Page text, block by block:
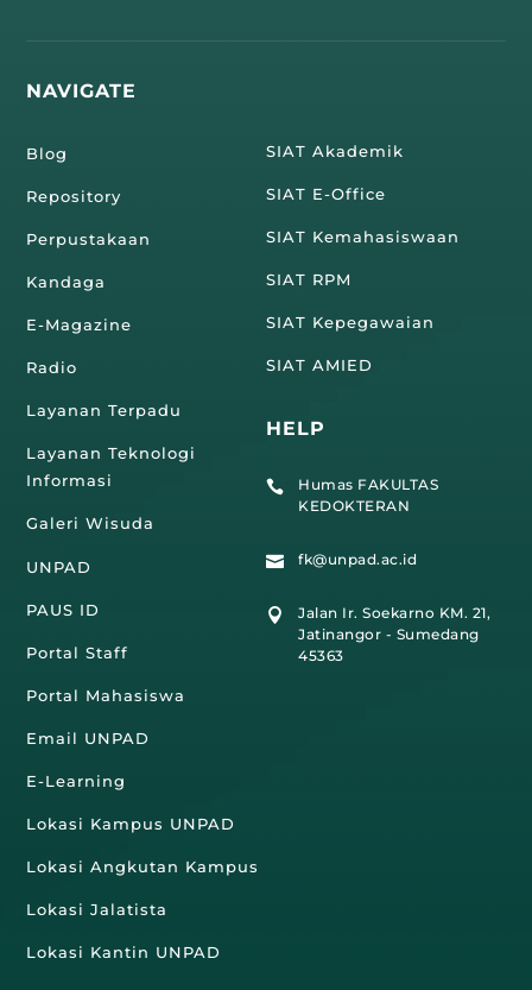
NAVIGATE
Blog
Repository
Perpustakaan
Kandaga
E-Magazine
Radio
Layanan Terpadu
Layanan Teknologi
Informasi
Galeri Wisuda
UNPAD
PAUS ID
Portal Staff
Portal Mahasiswa
Email UNPAD
E-Learning
Lokasi Kampus UNPAD
Lokasi Angkutan Kampus
Lokasi Jalatista
Lokasi Kantin UNPAD
SIAT Akademik
SIAT E-Office
SIAT Kemahasiswaan
SIAT RPM
SIAT Kepegawaian
SIAT AMIED
HELP

Humas FAKULTAS
KEDOKTERAN
 fk@unpad.ac.id

Jalan Ir. Soekarno KM. 21,
Jatinangor - Sumedang
45363